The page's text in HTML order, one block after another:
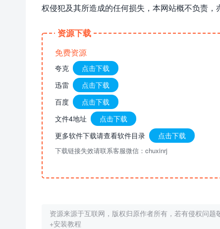
权侵犯及其所造成的任何损失，本网站概不负责，
资源下载
免费资源
夸克
点击下载
迅雷
点击下载
百度
点击下载
文件4地址
点击下载
更多软件下载请查看软件目录
点击下载
下载链接失效请联系客服微信：chuxinrj
资源来源于互联网，版权归原作者所有，若有侵权问题
+安装教程